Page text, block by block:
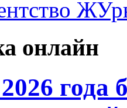
онлайн
года